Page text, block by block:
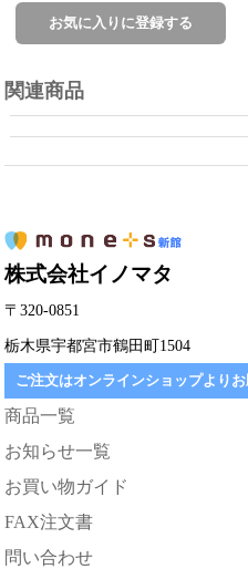
関連商品
株式会社イノマタ
〒320-0851
栃木県宇都宮市鶴田町1504
ご注文はオンラインショップよりお
商品一覧
お知らせ一覧
お買い物ガイド
FAX注文書
問い合わせ